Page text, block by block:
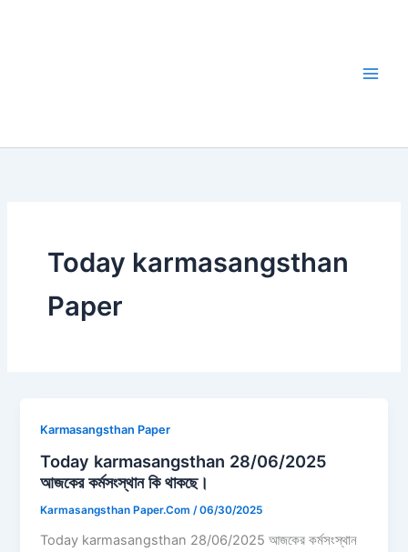
Today karmasangsthan
Paper
Karmasangsthan Paper
Today karmasangsthan 28/06/2025
আজকের কর্মসংস্থান কি থাকছে।
Karmasangsthan Paper.Com /06/30/2025
Today karmasangsthan 28/06/2025 আজকের কর্মসংস্থান